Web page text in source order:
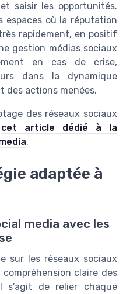
saisir les opportunités.
espaces où la réputation
rapidement, en positif
gestion médias sociaux
en cas de crise,
dans la dynamique
des actions menées.
des réseaux sociaux
cet article dédié à la
.
adaptée à
media avec les
sur les réseaux sociaux
claire des
s’agit de relier chaque